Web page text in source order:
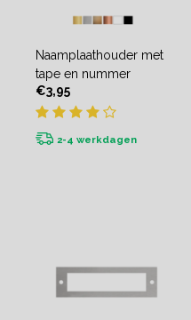
Naamplaathouder met
tape en nummer
€3,95
2-4 werkdagen